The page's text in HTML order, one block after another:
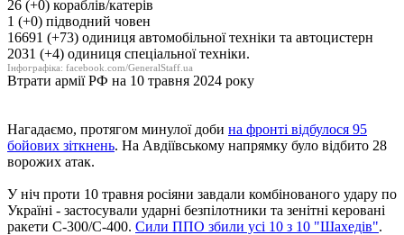
26 (+0) кораблів/катерів
1 (+0) підводний човен
16691 (+73) одиниця автомобільної техніки та автоцистерн
2031 (+4) одиниця спеціальної техніки.
Інфографіка: facebook.com/GeneralStaff.ua
Втрати армії РФ на 10 травня 2024 року
Нагадаємо, протягом минулої доби на фронті відбулося 95
бойових зіткнень. На Авдіївському напрямку було відбито 28
ворожих атак.
У ніч проти 10 травня росіяни завдали комбінованого удару по
Україні - застосували ударні безпілотники та зенітні керовані
ракети С-300/С-400. Сили ППО збили усі 10 з 10 "Шахедів".